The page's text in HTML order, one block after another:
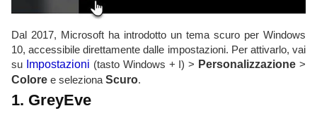
Dal 2017, Microsoft ha introdotto un tema scuro per Windows
10, accessibile direttamente dalle impostazioni. Per attivarlo, vai
su Impostazioni (tasto Windows + I) > Personalizzazione >
Colore e seleziona Scuro.
1. GreyEve